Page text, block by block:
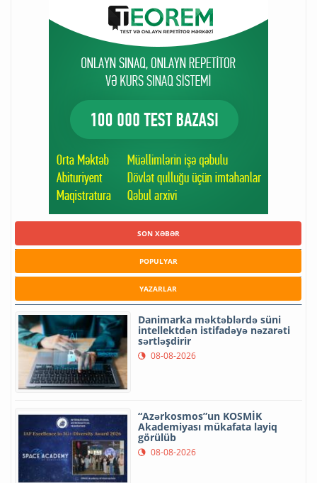
SON XƏBƏR
POPULYAR
YAZARLAR
Danimarka məktəblərdə süni
intellektdən istifadəyə nəzarəti
sərtləşdirir
08-08-2026
“Azərkosmos”un KOSMİK
Akademiyası mükafata layiq
görülüb
08-08-2026